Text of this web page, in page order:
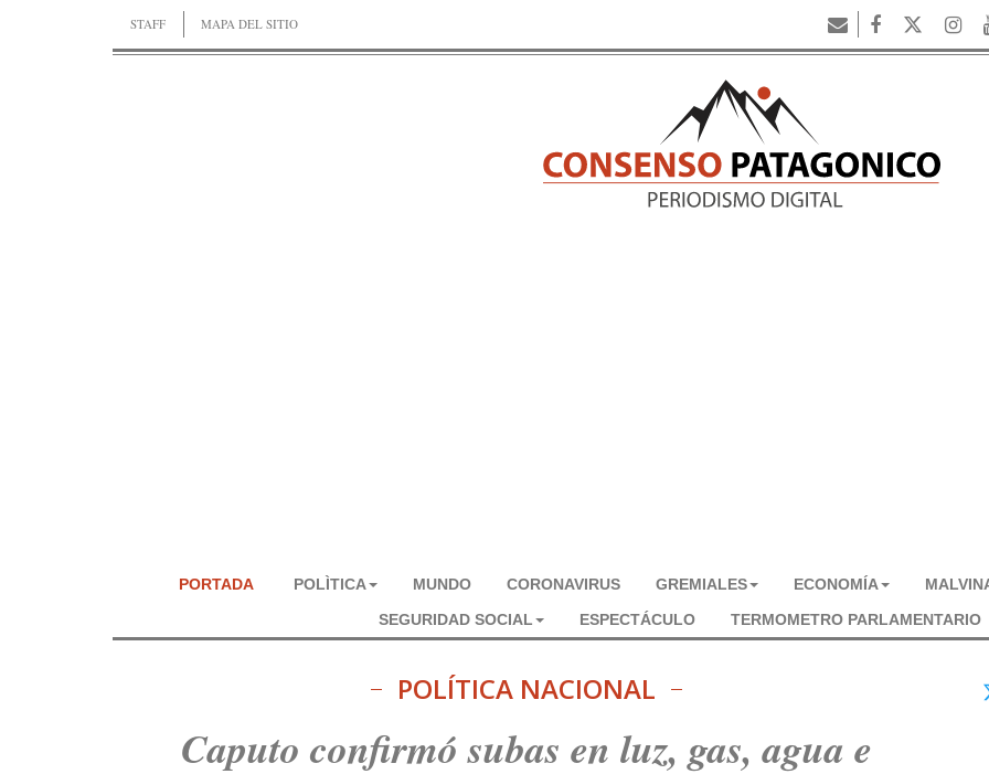
STAFF MAPA DEL SITIO
PORTADA POLÌTICA MUNDO CORONAVIRUS GREMIALES ECONOMÍA
SEGURIDAD SOCIAL
ESPECTÁCULO TERMOMETRO PARLAMENTARIO
POLÍTICA NACIONAL
Caputo confirmó subas en luz, gas, agua e